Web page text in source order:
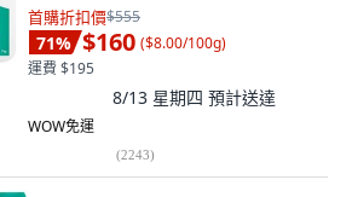
首購折扣價$555
71% $160 ($8.00/100g)
運費 $195
8/13 星期四 預計送達
WOW免運
(2243)